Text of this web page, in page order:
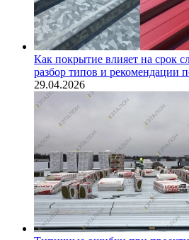
Как покрытие влияет на срок
разбор типов и рекомендации
29.04.2026